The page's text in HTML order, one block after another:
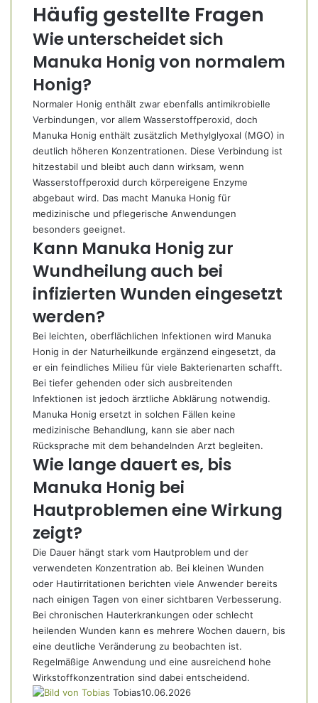
Häufig gestellte Fragen
Wie unterscheidet sich
Manuka Honig von normalem
Honig?
Normaler Honig enthält zwar ebenfalls antimikrobielle
Verbindungen, vor allem Wasserstoffperoxid, doch
Manuka Honig enthält zusätzlich Methylglyoxal (MGO) in
deutlich höheren Konzentrationen. Diese Verbindung ist
hitzestabil und bleibt auch dann wirksam, wenn
Wasserstoffperoxid durch körpereigene Enzyme
abgebaut wird. Das macht Manuka Honig für
medizinische und pflegerische Anwendungen
besonders geeignet.
Kann Manuka Honig zur
Wundheilung auch bei
infizierten Wunden eingesetzt
werden?
Bei leichten, oberflächlichen Infektionen wird Manuka
Honig in der Naturheilkunde ergänzend eingesetzt, da
er ein feindliches Milieu für viele Bakterienarten schafft.
Bei tiefer gehenden oder sich ausbreitenden
Infektionen ist jedoch ärztliche Abklärung notwendig.
Manuka Honig ersetzt in solchen Fällen keine
medizinische Behandlung, kann sie aber nach
Rücksprache mit dem behandelnden Arzt begleiten.
Wie lange dauert es, bis
Manuka Honig bei
Hautproblemen eine Wirkung
zeigt?
Die Dauer hängt stark vom Hautproblem und der
verwendeten Konzentration ab. Bei kleinen Wunden
oder Hautirritationen berichten viele Anwender bereits
nach einigen Tagen von einer sichtbaren Verbesserung.
Bei chronischen Hauterkrankungen oder schlecht
heilenden Wunden kann es mehrere Wochen dauern, bis
eine deutliche Veränderung zu beobachten ist.
Regelmäßige Anwendung und eine ausreichend hohe
Wirkstoffkonzentration sind dabei entscheidend.
Tobias10.06.2026